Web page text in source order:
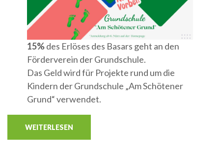
15%des Erlöses des Basars geht an den
Förderverein der Grundschule.
Das Geld wird für Projekte rund um die
Kindern der Grundschule „Am Schötener
Grund“ verwendet.
WEITERLESEN